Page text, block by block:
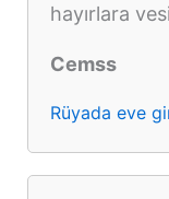
hayırlara
Cemss
Rüyada eve